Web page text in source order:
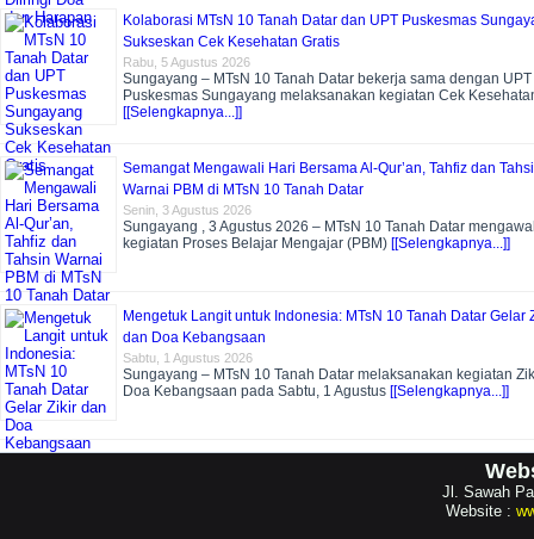
Kolaborasi MTsN 10 Tanah Datar dan UPT Puskesmas
Sukseskan Cek Kesehatan Gratis
Rabu, 5 Agustus 2026
Sungayang – MTsN 10 Tanah Datar bekerja sama dengan UPT
Puskesmas Sungayang melaksanakan kegiatan Cek
[[Selengkapnya...]]
Semangat Mengawali Hari Bersama Al-Qur’an, Tahfiz dan
Warnai PBM di MTsN 10 Tanah Datar
Senin, 3 Agustus 2026
Sungayang , 3 Agustus 2026 – MTsN 10 Tanah Datar
kegiatan Proses Belajar Mengajar (PBM) [[Selengkapnya...]]
Mengetuk Langit untuk Indonesia: MTsN 10 Tanah Datar Gelar
dan Doa Kebangsaan
Sabtu, 1 Agustus 2026
Sungayang – MTsN 10 Tanah Datar melaksanakan kegiatan
Doa Kebangsaan pada Sabtu, 1 Agustus [[Selengkapnya...]]
Jl. Sawah
Website :